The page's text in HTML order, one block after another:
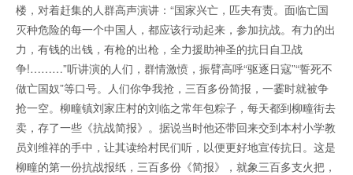
楼，对着赶集的人群高声演讲：“国家兴亡，匹夫有责。面临亡国
灭种危险的每一个中国人，都应该行动起来，参加抗战。有力的出
力，有钱的出钱，有枪的出枪，全力援助神圣的抗日自卫战
争!………”听讲演的人们，群情激愤，振臂高呼“驱逐日寇”“誓死不
做亡国奴”等口号。人们你争我抢，三百多份简报，一霎时就被争
抢一空。柳疃镇刘家庄村的刘临之常年包粽子，每天都到柳疃街去
卖，存了一些《抗战简报》。据说当时他还带回来交到本村小学教
员刘维祥的手中，让其读给村民们听，以便更好地宣传抗日。这是
柳疃的第一份抗战报纸，三百多份《简报》，就象三百多支火把，